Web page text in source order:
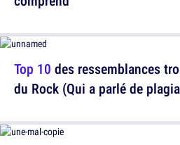
Top 10 des ressemblances
du Rock (Qui a parlé de